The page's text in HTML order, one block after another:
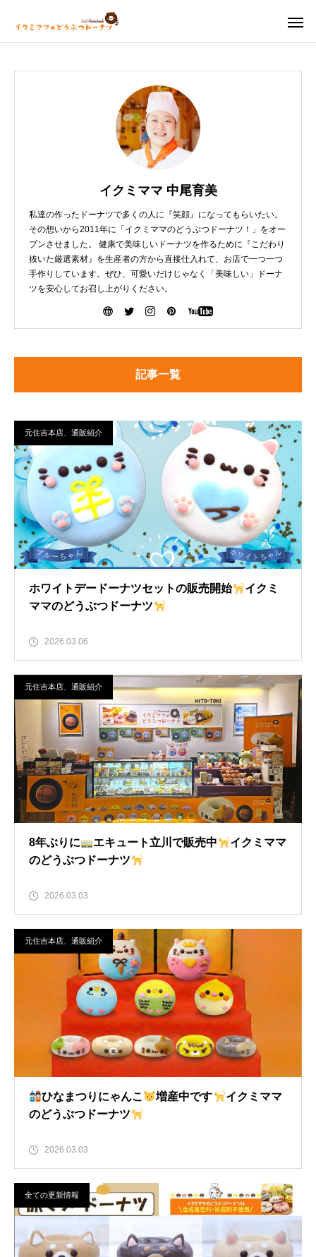
イクミママ 中尾育美
私達の作ったドーナツで多くの人に『笑顔』になってもらいたい。
その想いから2011年に「イクミママのどうぶつドーナツ！」をオー
プンさせました。 健康で美味しいドーナツを作るために『こだわり
抜いた厳選素材』を生産者の方から直接仕入れて、お店で一つ一つ
手作りしています。ぜひ、可愛いだけじゃなく「美味しい」ドーナ
ツを安心してお召し上がりください。
記事一覧
元住吉本店、通販紹介
ホワイトデードーナツセットの販売開始
イクミ
ママのどうぶつドーナツ
2026.03.06
元住吉本店、通販紹介
8年ぶりに エキュート立川で販売中
イクミママ
のどうぶつドーナツ
2026.03.03
元住吉本店、通販紹介
ひなまつりにゃんこ 増産中です
イクミママ
のどうぶつドーナツ
2026.03.03
全ての更新情報